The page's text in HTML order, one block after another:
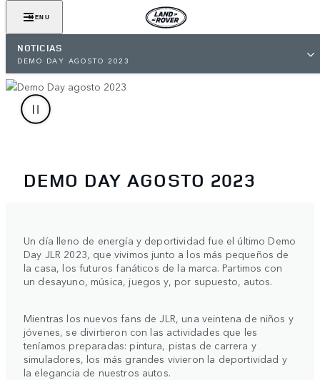
MENU
NOTICIAS
DEMO DAY AGOSTO 2023
DEMO DAY AGOSTO 2023
Un día lleno de energía y deportividad fue el último Demo
Day JLR 2023, que vivimos junto a los más pequeños de
la casa, los futuros fanáticos de la marca. Partimos con
un desayuno, música, juegos y, por supuesto, autos.
Mientras los nuevos fans de JLR, una veintena de niños y
jóvenes, se divirtieron con las actividades que les
teníamos preparadas: pintura, pistas de carrera y
simuladores, los más grandes vivieron la deportividad y
la elegancia de nuestros autos.